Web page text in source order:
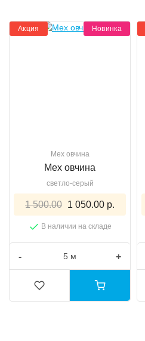
Акция Новинка
Мех овчина
Мех овчина
светло-серый
1 500.00 1 050.00 р.
В наличии на складе
- +